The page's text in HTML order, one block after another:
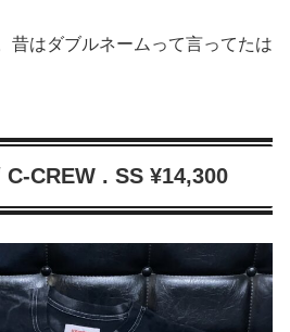
昔はダブルネームって言ってたは
CREW . SS ¥14,300